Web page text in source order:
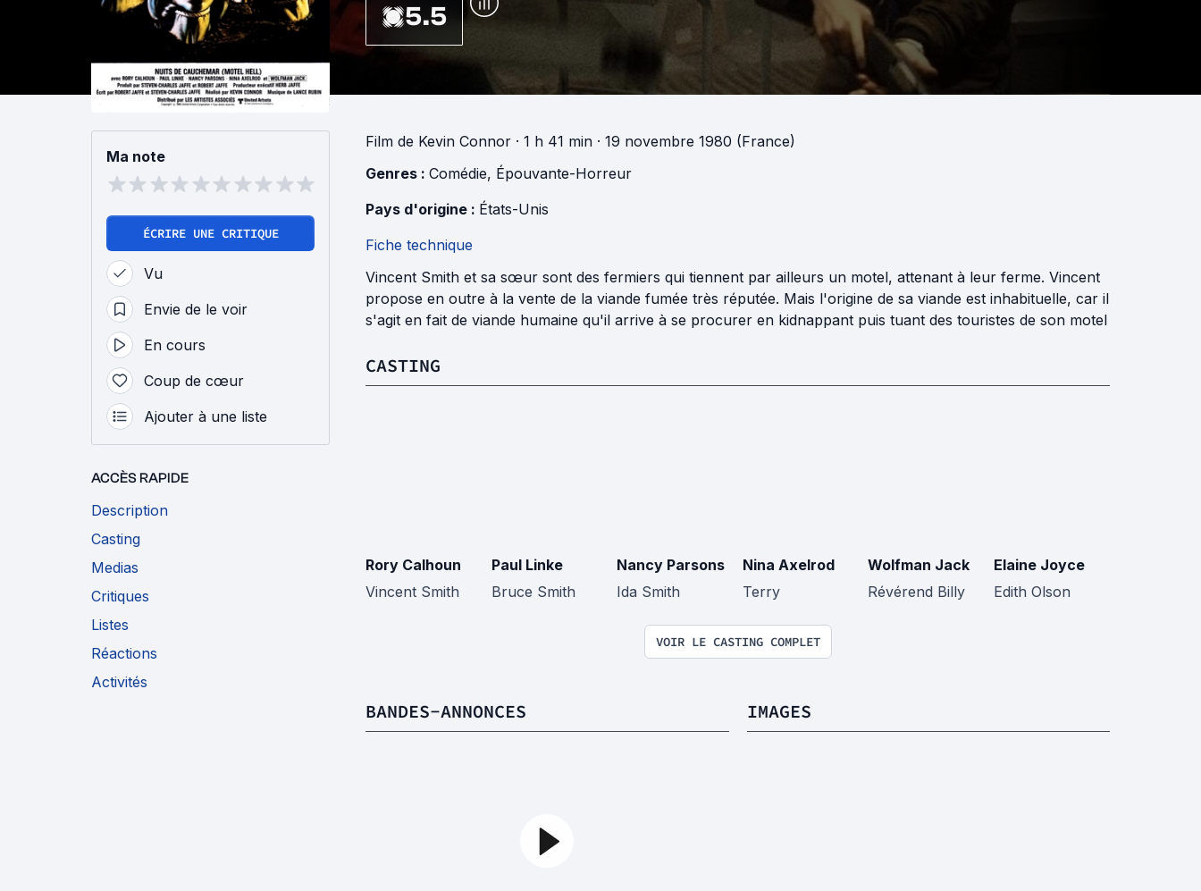
5.5
Ma note
ÉCRIRE UNE CRITIQUE
Vu
Envie de le voir
En cours
Coup de cœur
Ajouter à une liste
ACCÈS RAPIDE
Description
Casting
Medias
Critiques
Listes
Réactions
Activités
Film de Kevin Connor · 1 h 41 min · 19 novembre 1980 (France)
Genres : Comédie, Épouvante-Horreur
Pays d'origine : États-Unis
Fiche technique
Vincent Smith et sa sœur sont des fermiers qui tiennent par ailleurs un motel, attenant à leur ferme. Vincent
propose en outre à la vente de la viande fumée très réputée. Mais l'origine de sa viande est inhabituelle, car il
s'agit en fait de viande humaine qu'il arrive à se procurer en kidnappant puis tuant des touristes de son motel
CASTING
Rory Calhoun
Vincent Smith
Paul Linke
Bruce Smith
Nancy Parsons
Ida Smith
Nina Axelrod
Terry
Wolfman Jack
Révérend Billy
Elaine Joyce
Edith Olson
VOIR LE CASTING COMPLET
BANDES-ANNONCES IMAGES